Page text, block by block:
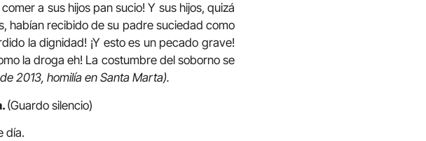
a sus hijos pan sucio! Y sus hijos, quizá
habían recibido de su padre suciedad como
la dignidad! ¡Y esto es un pecado grave!
la droga eh! La costumbre del soborno se
2013, homilía en Santa Marta).
(Guardo silencio)
día.